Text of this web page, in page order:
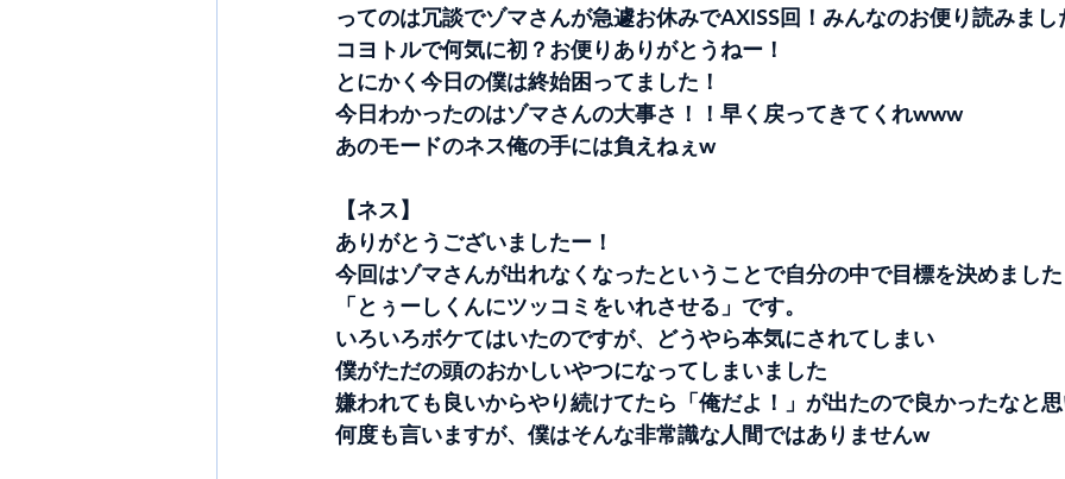
ってのは冗談でゾマさんが急遽お休みでAXISS回！みんなのお便り読みまし
コヨトルで何気に初？お便りありがとうねー！
とにかく今日の僕は終始困ってました！
今日わかったのはゾマさんの大事さ！！早く戻ってきてくれwww
あのモードのネス俺の手には負えねぇw
【ネス】
ありがとうございましたー！
今回はゾマさんが出れなくなったということで自分の中で目標を決めました
「とぅーしくんにツッコミをいれさせる」です。
いろいろボケてはいたのですが、どうやら本気にされてしまい
僕がただの頭のおかしいやつになってしまいました
嫌われても良いからやり続けてたら「俺だよ！」が出たので良かったなと思
何度も言いますが、僕はそんな非常識な人間ではありませんw